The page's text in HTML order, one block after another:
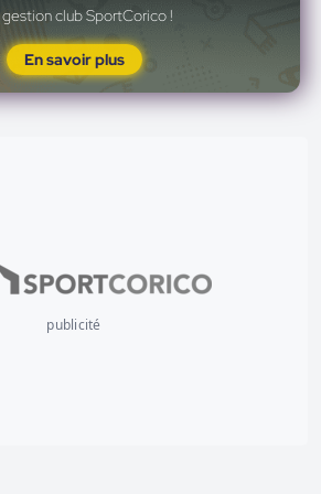
club SportCorico !
En savoir plus
publicité